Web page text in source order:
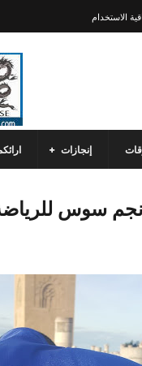
الاستخدام
إنجازات
نجم سوس